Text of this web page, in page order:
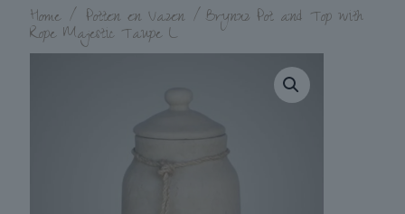
Home / Potten en Vazen / Brynxz Pot and Top with
Rope Majestic Taupe L